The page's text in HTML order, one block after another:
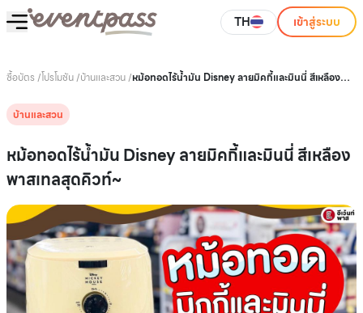
TH เข้าสู่ระบบ
ซื้อบัตร /โปรโมชัน/บ้านและสวน/หม้อทอดไร้นํ้ามัน Disney ลายมิคกี้และมินนี่ สีเหลือง
บ้านและสวน
หม้อทอดไร้นํ้ามัน Disney ลายมิคกี้และมินนี่ สีเหลือง
พาสเทลสุดคิวท์~